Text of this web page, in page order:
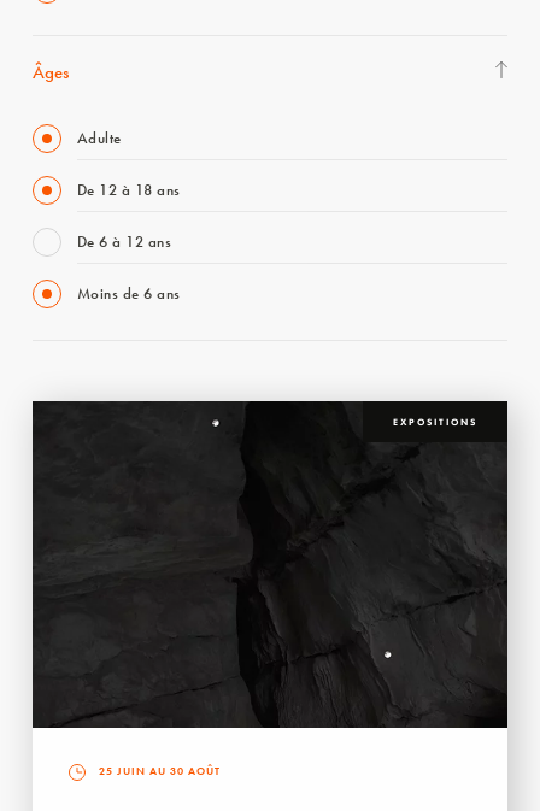
Âges
Adulte
De 12 à 18 ans
De 6 à 12 ans
Moins de 6 ans
EXPOSITIONS
25 JUIN AU 30 AOÛT